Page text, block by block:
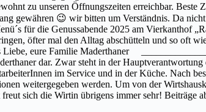
zu unseren Öffnungszeiten erreichbar. Beste
gewähren 😉 wir bitten um Verständnis. Da
für die Genussabende 2025 am Vierkanthof
öfter mal den Alltag abschütteln und so oft
eure Familie Maderthaner
dar. Zwar steht in der
im Service und in der Küche. Nach
weitergegeben werden. Um von der
sich die Wirtin übrigens immer sehr! Beiträge